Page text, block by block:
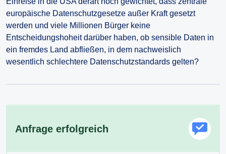
europäische Datenschutzgesetze außer Kraft gesetzt
werden und viele Millionen Bürger keine
Entscheidungshoheit darüber haben, ob sensible Daten in
ein fremdes Land abfließen, in dem nachweislich
wesentlich schlechtere Datenschutzstandards gelten?
Anfrage erfolgreich